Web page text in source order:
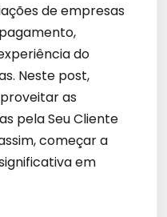
de empresas
do
Neste post,
as
pela Seu Cliente
começar a
em